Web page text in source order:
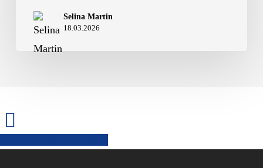
Gymnasiums
begeistert
Selina Martin
18.03.2026